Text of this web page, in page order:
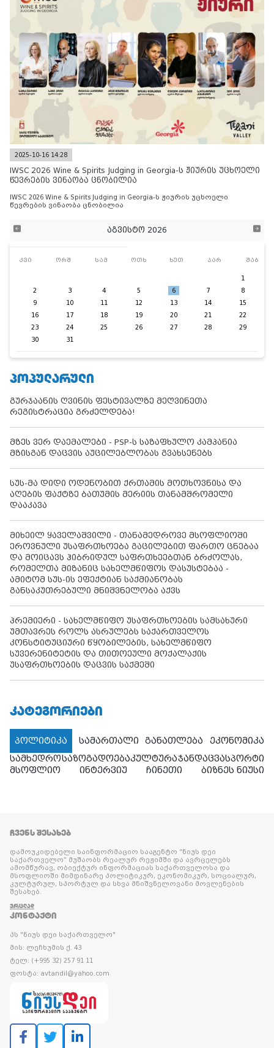
2025-10-16 14:28
IWSC 2026 Wine & Spirits Judging in Georgia-ს ჟიურის უცხოელი
წევრების ვინაობა ცნობილია
IWSC 2026 Wine & Spirits Judging in Georgia-ს ჟიურის უცხოელი
წევრების ვინაობა ცნობილია
აგვისტო 2026
კვი ორშ სამ ოთხ ხუთ პარ შაბ
1
2
3 4 5 6 7
8
9
10 11 12 13 14
15
16
17 18 19 20 21
22
23
24 25 26 27 28
29
30
31
ᲞᲝᲞᲣᲚᲐᲠᲣᲚᲘ
გურჯაანის ღვინის ფესტივალზე მეღვინეთა
რეგისტრაცია გრძელდება!
მზეს ვერ დაემალები - PSP-ს საზაფხულო კამპანია
მზისგან დაცვის აუცილებლობას გვახსენებს
სუს-მა დიდი ოდენობით ქრთამის მოთხოვნისა და
აღების ფაქტზე ბათუმის მერიის თანამშრომელი
დააკავა
მიხეილ ყაველაშვილი - თანამედროვე მსოფლიოში
ეროვნული უსაფრთხოება გაცილებით ფართო ცნებაა
და მოიცავს ჰიბრიდულ საფრთხეებთან ბრძოლას,
რომელთა მიზანიც სახელმწიფოს დასუსტებაა -
ამიტომ სუს-ის ეფექტიან საქმიანობას
განსაკუთრებული მნიშვნელობა აქვს
პრემიერი - სახელმწიფო უსაფრთხოების სამსახური
უმთავრეს როლს ასრულებს საქართველოს
კონსტიტუციური წყობილების, სახელმწიფო
სუვერენიტეტის და თითოეული მოქალაქის
უსაფრთხოების დაცვის საქმეში
ᲙᲐᲢᲔᲒᲝᲠᲘᲔᲑᲘ
პოლიტიკა სამართალი განათლება
ეკონომიკა
სამხედროსაზოგადოებაკულტურაჯანდაცვასპორტი
მსოფლიო
ინტერვიუ ჩინეთი ბიზნეს ნიუსი
ᲩᲕᲔᲜᲡ ᲨᲔᲡᲐᲮᲔᲑ
დამოუკიდებელი საინფორმაციო სააგენტო “ნიუს დეი
საქართველო” მუშაობს რეალურ რეჟიმში და ავრცელებს
ამომწურავ, ობიექტურ ინფორმაციას საქართველოსა და
მსოფლიოში მიმდინარე პოლიტიკურ, ეკონომიკურ, სოციალურ,
კულტურულ, სპორტულ და სხვა მნიშვნელოვანი მოვლენების
შესახებ.
ᲕᲠᲪᲚᲐᲓ
ᲙᲝᲜᲢᲐᲥᲢᲘ
პს "ნიუს დეი საქართველო"
მის: ლეჩხუმის ქ. 43
ტელ: (+995 32) 257 91 11
ფოსტა: avtandil@yahoo.com